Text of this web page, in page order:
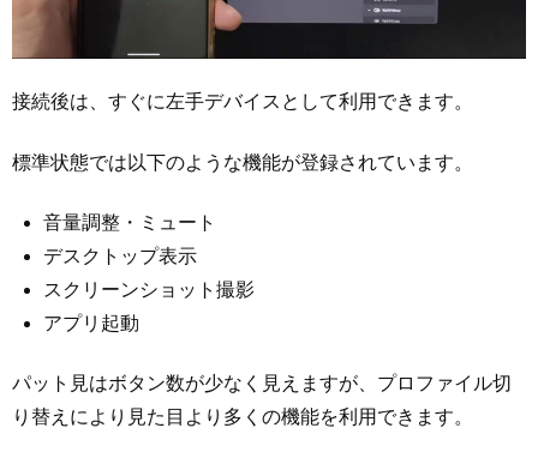
接続後は、すぐに左手デバイスとして利用できます。
標準状態では以下のような機能が登録されています。
音量調整・ミュート
デスクトップ表示
スクリーンショット撮影
アプリ起動
パット見はボタン数が少なく見えますが、プロファイル切
り替えにより見た目より多くの機能を利用できます。